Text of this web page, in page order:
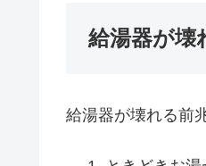
給湯器が壊
給湯器が壊れる前